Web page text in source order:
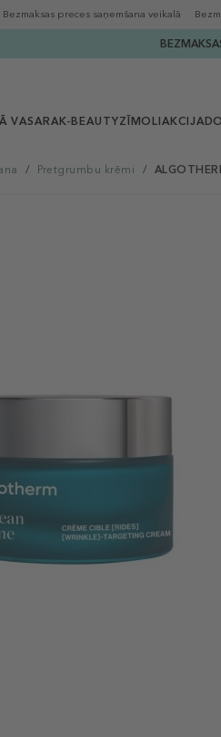
Bezmaksas preces saņemšana veikalā
VASARAK-BEAUTYZĪMOLIAKCIJA
/ Pretgrumbu krēmi /